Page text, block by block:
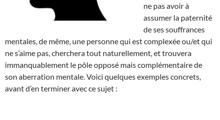
ne pas avoir à
assumer la paternité
de ses souffrances
mentales, de même, une personne qui est complexée ou/et qui
ne s’aime pas, cherchera tout naturellement, et trouvera
immanquablement le pôle opposé mais complémentaire de
son aberration mentale. Voici quelques exemples concrets,
avant d’en terminer avec ce sujet :